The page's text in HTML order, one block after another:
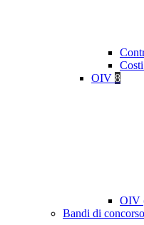
OIV 8
OIV
Bandi di concorso